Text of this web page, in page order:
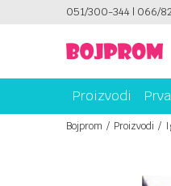
051/300-344 | 066/
Proizvodi
Bojprom Proizvodi